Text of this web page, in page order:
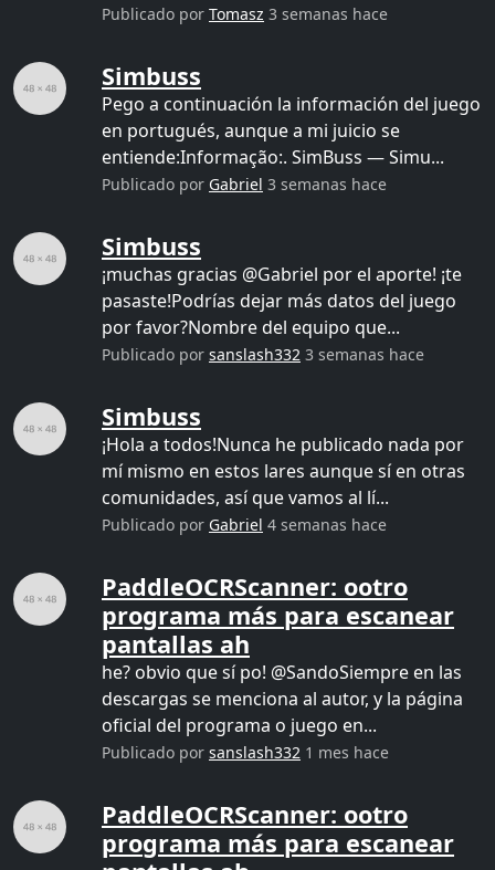
Publicado por Tomasz 3 semanas hace
Simbuss
Pego a continuación la información del juego
en portugués, aunque a mi juicio se
entiende:Informação:. SimBuss — Simu...
Publicado por Gabriel 3 semanas hace
Simbuss
¡muchas gracias @Gabriel por el aporte! ¡te
pasaste!Podrías dejar más datos del juego
por favor?Nombre del equipo que...
Publicado por sanslash332 3 semanas hace
Simbuss
¡Hola a todos!Nunca he publicado nada por
mí mismo en estos lares aunque sí en otras
comunidades, así que vamos al lí...
Publicado por Gabriel 4 semanas hace
PaddleOCRScanner: ootro
programa más para escanear
pantallas ah
he? obvio que sí po! @SandoSiempre en las
descargas se menciona al autor, y la página
oficial del programa o juego en...
Publicado por sanslash332 1 mes hace
PaddleOCRScanner: ootro
programa más para escanear